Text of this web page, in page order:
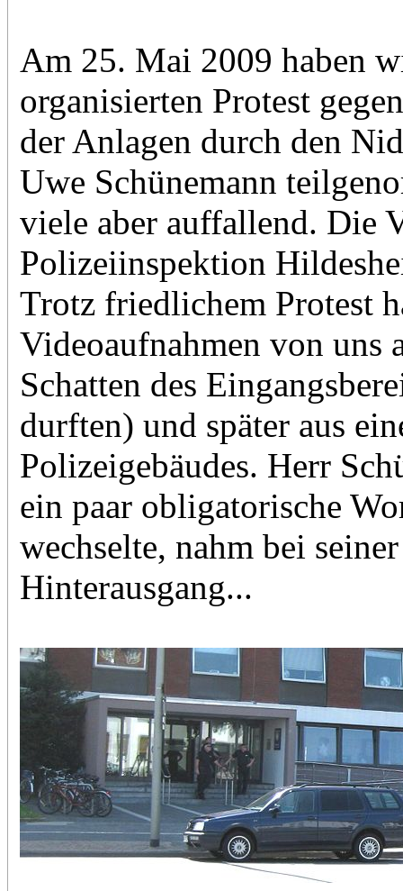
Am 25. Mai 2009 haben
organisierten Protest
der Anlagen durch den
Uwe Schünemann
viele aber auffallend. Die
Polizeiinspektion
Trotz friedlichem Protest
Videoaufnahmen von uns
Schatten des
durften) und später aus
Polizeigebäudes. Herr
ein paar obligatorische
wechselte, nahm bei
Hinterausgang...